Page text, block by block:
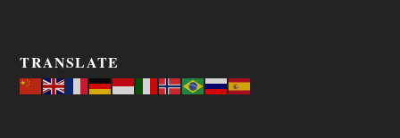
TRANSLATE